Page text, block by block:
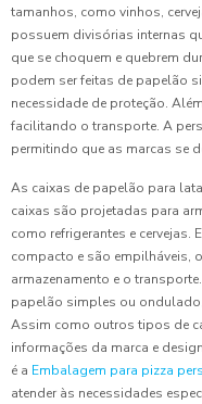
tamanhos, como vinhos,
possuem divisórias internas
que se choquem e quebrem
podem ser feitas de papelão
necessidade de proteção.
facilitando o transporte. A
permitindo que as marcas se
As caixas de papelão para
caixas são projetadas para
como refrigerantes e cervejas.
compacto e são empilháveis,
armazenamento e o
papelão simples ou
Assim como outros tipos de
informações da marca e
é a Embalagem para pizza
atender às necessidades